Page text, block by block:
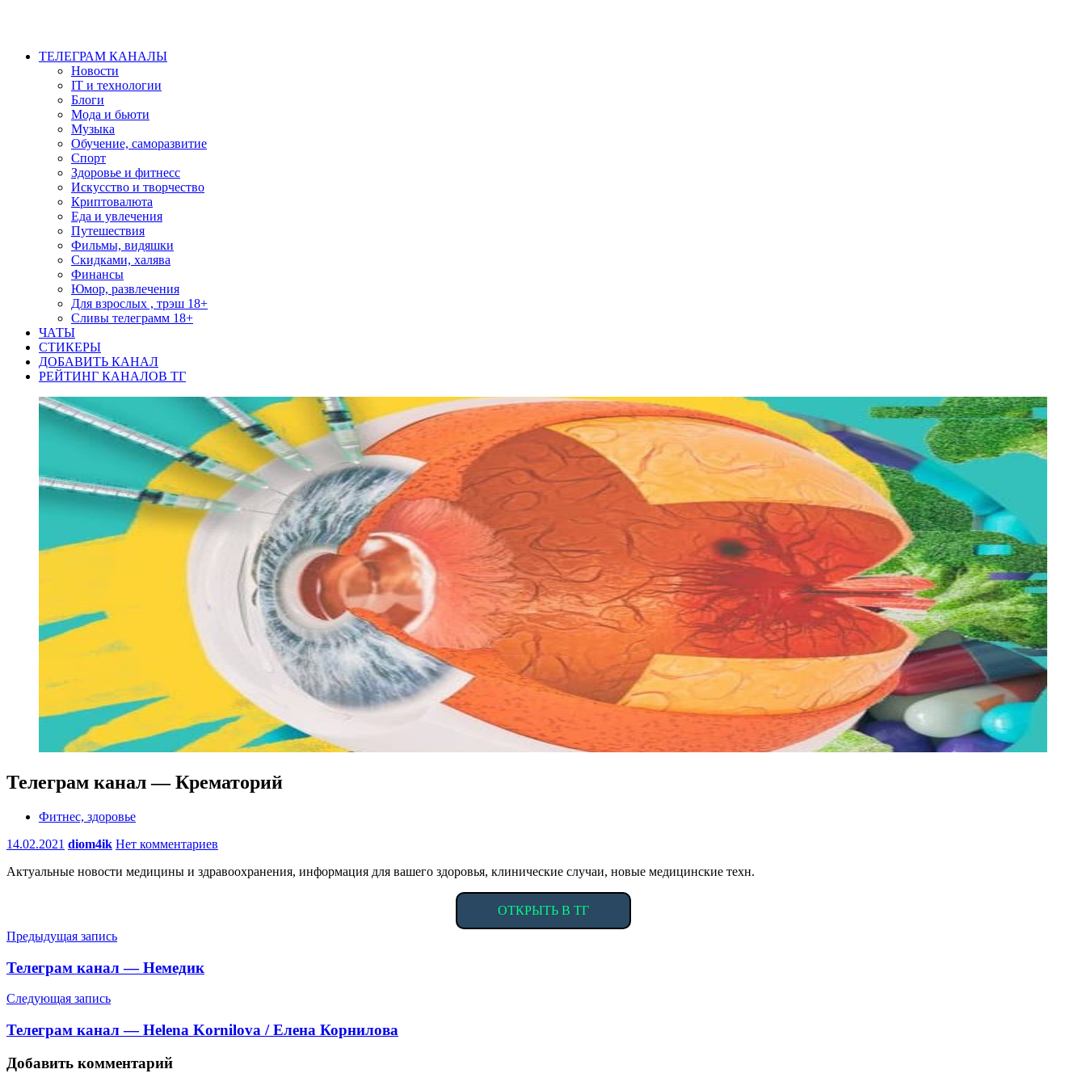
ТЕЛЕГРАМ КАНАЛЫ
Новости
IT и технологии
Блоги
Мода и бьюти
Музыка
Обучение, саморазвитие
Спорт
Здоровье и фитнесс
Искусство и творчество
Криптовалюта
Еда и увлечения
Путешествия
Фильмы, видяшки
Скидками, халява
Финансы
Юмор, развлечения
Для взрослых , трэш 18+
Сливы телеграмм 18+
ЧАТЫ
СТИКЕРЫ
ДОБАВИТЬ КАНАЛ
РЕЙТИНГ КАНАЛОВ ТГ
Телеграм канал — Крематорий
Фитнес, здоровье
14.02.2021 diom4ik Нет комментариев
Актуальные новости медицины и здравоохранения, информация для вашего здоровья, клинические случаи, новые медицинские техн.
ОТКРЫТЬ В ТГ
Навигация
по
записям
Предыдущая запись
Телеграм канал — Немедик
Следующая запись
Телеграм канал — Helena Kornilova / Елена Корнилова
Добавить комментарий